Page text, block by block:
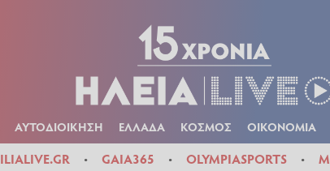
ΑΥΤΟΔΙΟΙΚΗΣΗ ΕΛΛΑΔΑ ΚΟΣΜΟΣ ΟΙΚΟΝΟΜΙΑ
ILIALIVE.GR GAIA365 OLYMPIASPORTS